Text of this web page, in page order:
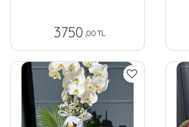
3750 ,00 TL